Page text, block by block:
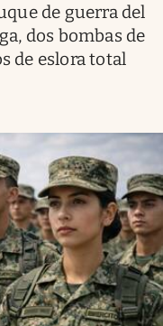
de guerra del
dos bombas de
de eslora total